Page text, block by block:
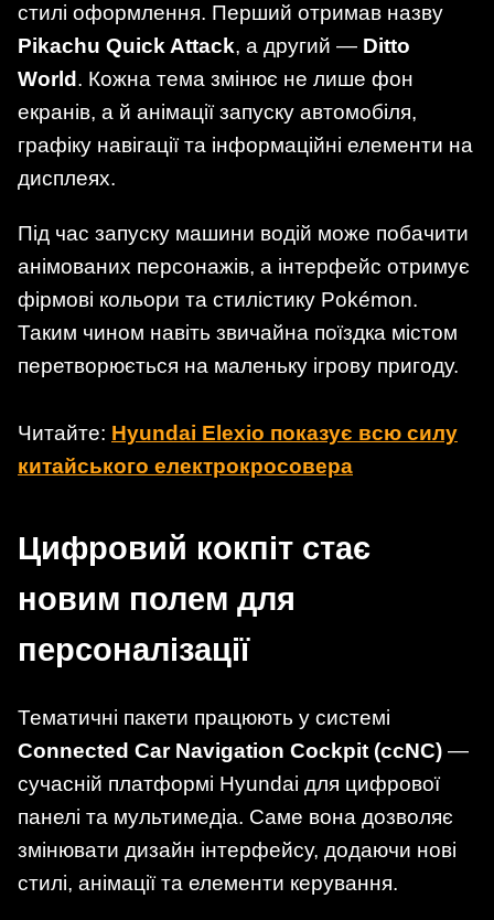
стилі оформлення. Перший отримав назву
Pikachu Quick Attack, а другий — Ditto
World . Кожна тема змінює не лише фон
екранів, а й анімації запуску автомобіля,
графіку навігації та інформаційні елементи на
дисплеях.
Під час запуску машини водій може побачити
анімованих персонажів, а інтерфейс отримує
фірмові кольори та стилістику Pokémon.
Таким чином навіть звичайна поїздка містом
перетворюється на маленьку ігрову пригоду.
Читайте: Hyundai Elexio показує всю силу
китайського електрокросовера
Цифровий кокпіт стає
новим полем для
персоналізації
Тематичні пакети працюють у системі
Connected Car Navigation Cockpit (ccNC) —
сучасній платформі Hyundai для цифрової
панелі та мультимедіа. Саме вона дозволяє
змінювати дизайн інтерфейсу, додаючи нові
стилі, анімації та елементи керування.